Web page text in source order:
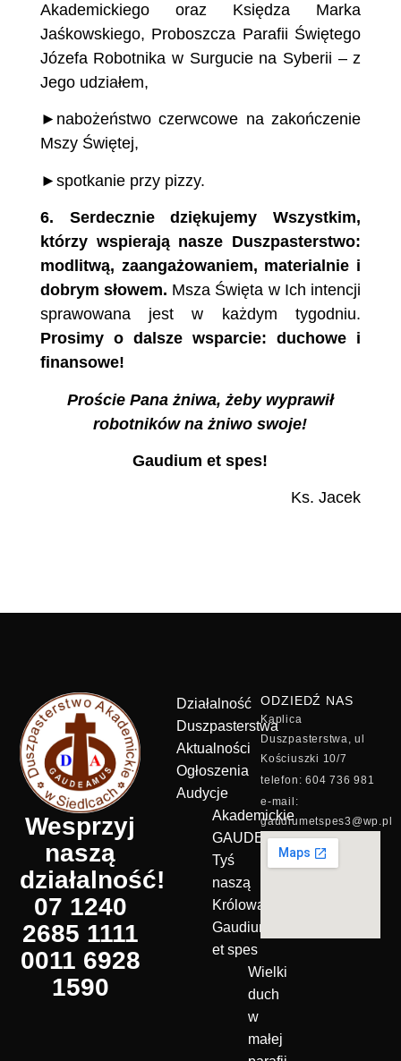
Akademickiego oraz Księdza Marka
Jaśkowskiego, Proboszcza Parafii Świętego
Józefa Robotnika w Surgucie na Syberii – z
Jego udziałem,
►nabożeństwo czerwcowe na zakończenie
Mszy Świętej,
►spotkanie przy pizzy.
6.
Serdecznie dziękujemy Wszystkim,
którzy wspierają nasze Duszpasterstwo:
modlitwą, zaangażowaniem, materialnie i
dobrym słowem. Msza Święta w Ich intencji
sprawowana jest w każdym tygodniu.
Prosimy o dalsze wsparcie: duchowe i
finansowe!
Proście Pana żniwa, żeby wyprawił
robotników na żniwo swoje!
Gaudium et spes!
Ks. Jacek
Wesprzyj
naszą
działalność!
07 1240
2685 1111
0011 6928
1590
Działalność
Duszpasterstwa
Aktualności
Ogłoszenia
Audycje
Akademickie
GAUDEAMUS
Tyś
naszą
Królową!
Gaudium
et spes
Wielki
duch
w
małej
ODZIEDŹ NAS
Kaplica
Duszpasterstwa, ul
Kościuszki 10/7
telefon: 604 736 981
e-mail:
gaudiumetspes3@wp.pl